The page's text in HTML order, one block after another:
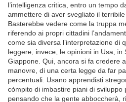
l’intelligenza critica, entro un tempo
ammettere di aver svegliato il
Basterebbe vedere come la truppa
riferendo ai propri cittadini
come sia diversa l’interpretazione di
leggere, invece, le opinioni in Usa, in
Giappone. Qui, ancora si fa credere
manovre, di una certa legge da far
percentuali. Usano apprendisti
còmpito di imbastire piani di sviluppo
pensando che la gente abboccherà,